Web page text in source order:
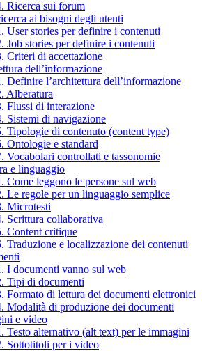
Ricerca sui forum
ai bisogni degli utenti
User stories per definire i contenuti
Job stories per definire i contenuti
Criteri di accettazione
dell’informazione
Definire l’architettura dell’informazione
Alberatura
Flussi di interazione
Sistemi di navigazione
Tipologie di contenuto (content type)
Ontologie e standard
Vocabolari controllati e tassonomie
e linguaggio
Come leggono le persone sul web
Le regole per un linguaggio semplice
Microtesti
Scrittura collaborativa
Content critique
Traduzione e localizzazione dei contenuti
I documenti vanno sul web
Tipi di documenti
Formato di lettura dei documenti elettronici
Modalità di produzione dei documenti
e video
Testo alternativo (alt text) per le immagini
Sottotitoli per i video